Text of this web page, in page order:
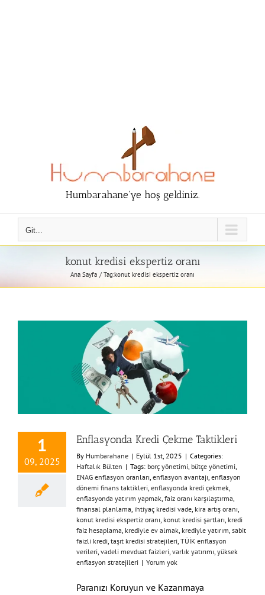
Humbarahane'ye hoş geldiniz.
Git...
konut kredisi ekspertiz oranı
Ana Sayfa Tag:konut kredisi ekspertiz oranı
1
09, 2025
Enflasyonda Kredi Çekme Taktikleri
By Humbarahane | Eylül 1st, 2025 | Categories:
Haftalık Bülten | Tags: borç yönetimi bütçe yönetimi
ENAG enflasyon oranları enflasyon avantajı enflasyon
dönemi finans taktikleri enflasyonda kredi çekmek
enflasyonda yatırım yapmak faiz oranı karşılaştırma
finansal planlama ihtiyaç kredisi vade kira artış oranı
konut kredisi ekspertiz oranı konut kredisi şartları kredi
faiz hesaplama krediyle ev almak krediyle yatırım sabit
faizli kredi taşıt kredisi stratejileri TÜİK enflasyon
verileri vadeli mevduat faizleri varlık yatırımı yüksek
enflasyon stratejileri | Yorum yok
Paranızı Koruyun ve Kazanmaya